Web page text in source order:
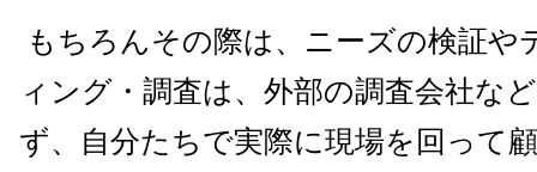
もちろんその際は、ニーズの検証や
ィング・調査は、外部の調査会社な
ず、自分たちで実際に現場を回って